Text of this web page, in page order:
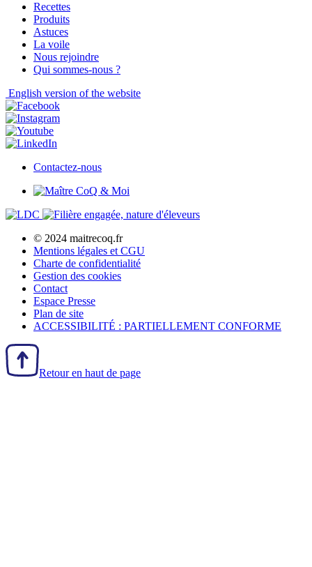
Recettes
Produits
Astuces
La voile
Nous rejoindre
Qui sommes-nous ?
English version of the website
Contactez-nous
© 2024 maitrecoq.fr
Mentions légales et CGU
Charte de confidentialité
Gestion des cookies
Contact
Espace Presse
Plan de site
ACCESSIBILITÉ : PARTIELLEMENT CONFORME
Retour en haut de page